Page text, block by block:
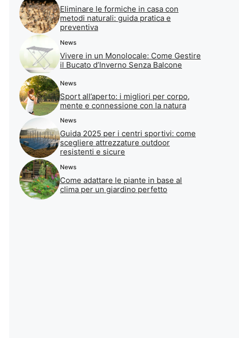
Eliminare le formiche in casa con
metodi naturali: guida pratica e
preventiva
News
Vivere in un Monolocale: Come Gestire
il Bucato d’Inverno Senza Balcone
News
Sport all’aperto: i migliori per corpo,
mente e connessione con la natura
News
Guida 2025 per i centri sportivi: come
scegliere attrezzature outdoor
resistenti e sicure
News
Come adattare le piante in base al
clima per un giardino perfetto